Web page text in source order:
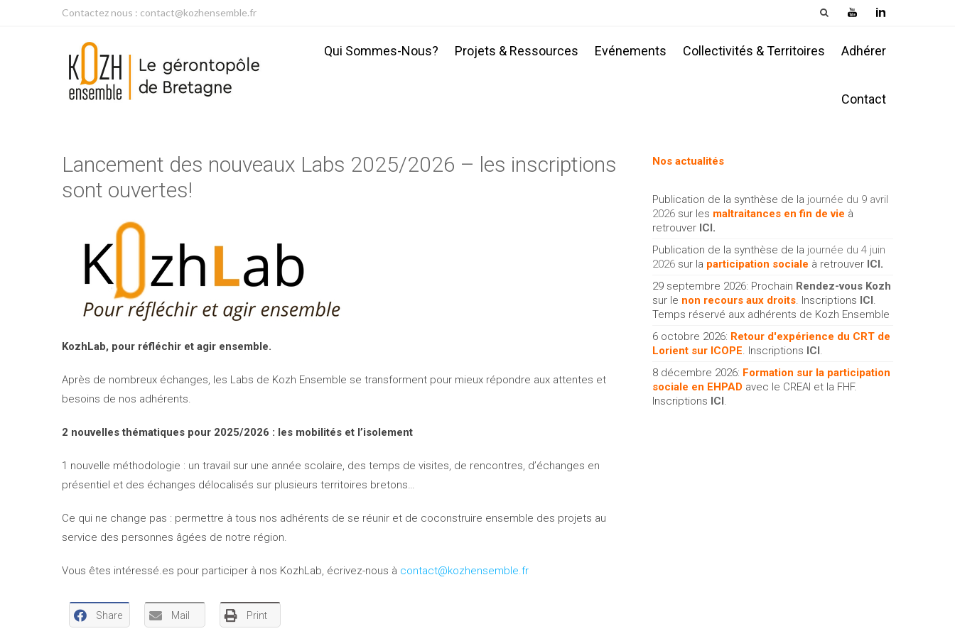
Contactez nous : contact@kozhensemble.fr
Qui Sommes-Nous? Projets & Ressources Evénements Collectivités & Territoires Adhérer
Contact
Lancement des nouveaux Labs 2025/2026 – les inscriptions
sont ouvertes!
KozhLab, pour réfléchir et agir ensemble.
Après de nombreux échanges, les Labs de Kozh Ensemble se transforment pour mieux répondre aux attentes et
besoins de nos adhérents.
2 nouvelles thématiques pour 2025/2026 : les mobilités et l’isolement
1 nouvelle méthodologie : un travail sur une année scolaire, des temps de visites, de rencontres, d’échanges en
présentiel et des échanges délocalisés sur plusieurs territoires bretons…
Ce qui ne change pas : permettre à tous nos adhérents de se réunir et de coconstruire ensemble des projets au
service des personnes âgées de notre région.
Vous êtes intéressé.es pour participer à nos KozhLab, écrivez-nous à contact@kozhensemble.fr
Share Mail Print
Nos actualités
Publication de la synthèse de la journée du 9 avril
2026sur les maltraitances en fin de vie à
retrouver ICI.
Publication de la synthèse de la journée du 4 juin
2026sur la participation sociale à retrouver ICI.
29 septembre 2026: Prochain Rendez-vous Kozh
sur le non recours aux droits. Inscriptions ICI.
Temps réservé aux adhérents de Kozh Ensemble
6 octobre 2026: Retour d'expérience du CRT de
Lorient sur ICOPE. Inscriptions ICI.
8 décembre 2026: Formation sur la participation
sociale en EHPADavec le CREAI et la FHF.
Inscriptions ICI.